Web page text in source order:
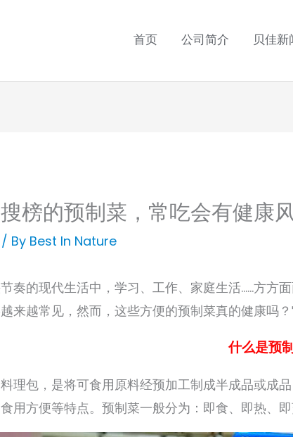
首页 公司简介 贝佳新
榜的预制菜，常吃会有健康
/ By Best In Nature
节奏的现代生活中，学习、工作、家庭生活……方方
来越常见，然而，这些方便的预制菜真的健康吗
什么是预
理包，是将可食用原料经预加工制成半成品或成
用方便等特点。预制菜一般分为：即食、即热、即